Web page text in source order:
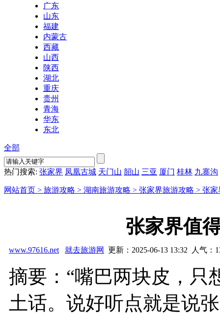
广东
山东
福建
内蒙古
西藏
山西
陕西
湖北
重庆
贵州
青海
华东
东北
全部
热门搜索: 张家界 凤凰古城 天门山 韶山 三亚 厦门 桂林 九寨沟
网站首页 > 旅游攻略 > 湖南旅游攻略 > 张家界旅游攻略 > 张家
张家界值
www.97616.net 就去旅游网 更新：2025-06-13 13:32 人气：
摘要：“嘴巴两块皮，只
土话。说好听点就是说